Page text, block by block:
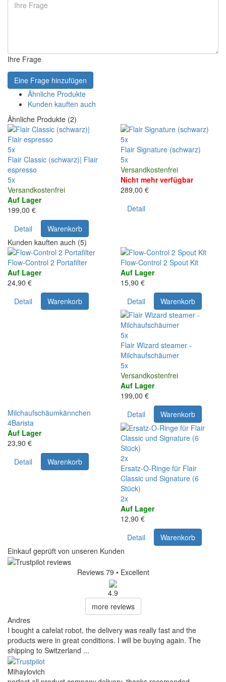
Ihre Frage
Eine Frage hinzufügen
Ähnliche Produkte
Kunden kauften auch
Ähnliche Produkte (2)
5x
Flair Classic (schwarz)| Flair
espresso
5x
Versandkostenfrei
Auf Lager
199,00 €
Detail
Warenkorb
5x
Flair Signature (schwarz)
5x
Versandkostenfrei
Nicht mehr verfügbar
289,00 €
Detail
Kunden kauften auch (5)
Flow-Control 2 Portafilter
Auf Lager
24,90 €
Detail
Warenkorb
Flow-Control 2 Spout Kit
Auf Lager
15,90 €
Detail
Warenkorb
Milchaufschäumkännchen
4Barista
Auf Lager
23,90 €
Detail
Warenkorb
5x
Flair Wizard steamer -
Milchaufschäumer
5x
Versandkostenfrei
Auf Lager
199,00 €
Detail
Warenkorb
2x
Ersatz-O-Ringe für Flair
Classic und Signature (6
Stück)
2x
Auf Lager
12,90 €
Detail
Warenkorb
Einkauf geprüft von unseren Kunden
Reviews 79 • Excellent
4.9
more reviews
Andres
I bought a cafelat robot, the delivery was really fast and the
products were in great conditions. I will be buying again. The
shipping to Switzerland ...
Mihaylovich